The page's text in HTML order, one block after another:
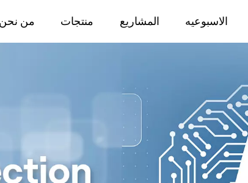
من منتجات المشاريع الاسبوعيه